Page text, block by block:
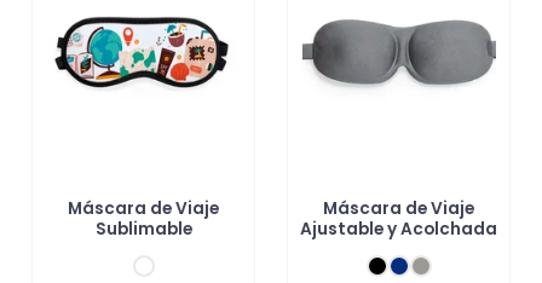
Máscara de Viaje
Sublimable
Máscara de Viaje
Ajustable y Acolchada